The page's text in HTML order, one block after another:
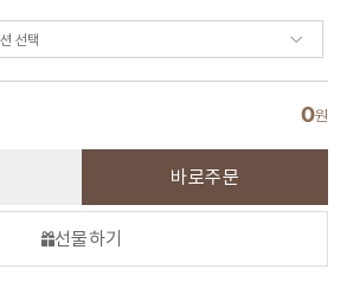
0원
바로주문
선물하기